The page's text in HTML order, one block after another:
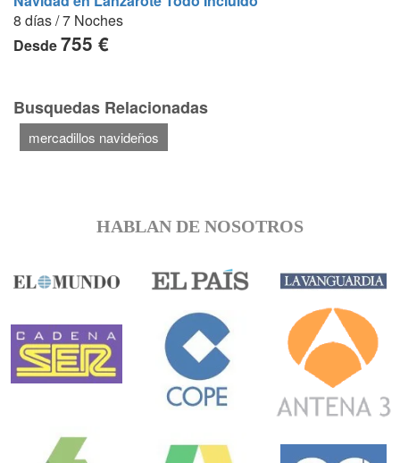
8 días / 7 Noches
Desde755 €
Busquedas Relacionadas
mercadillos navideños
HABLAN DE NOSOTROS